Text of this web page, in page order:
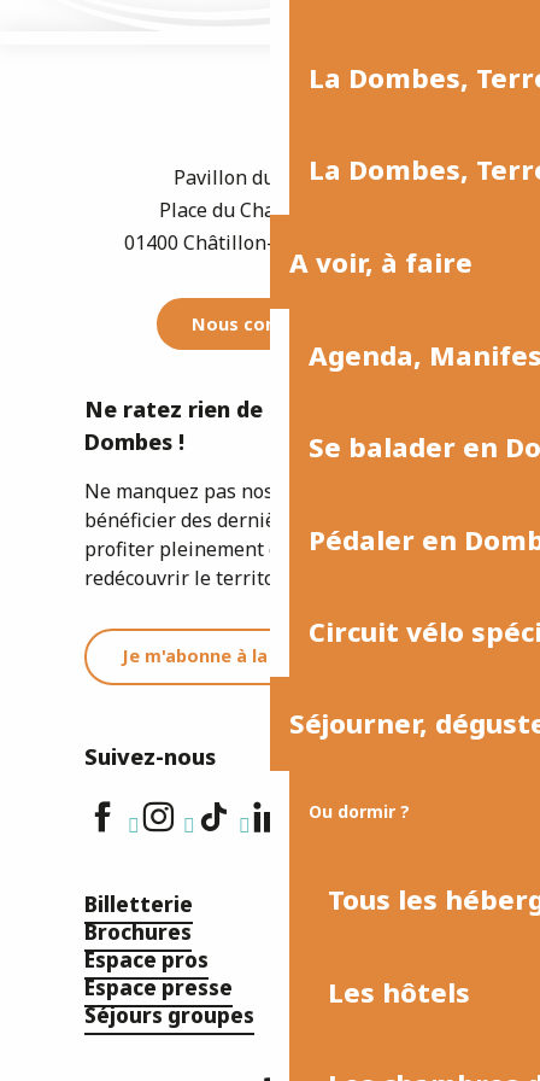
La Dombes,
La Dombes,
A voir, à faire
Agenda,
Se balader en
Pédaler en
Circuit vélo
Séjourner,
Ou dormir ?
Tous les
Les hôtels
Pavillon du Tourisme
Place du Champ de Foire
01400 Châtillon-sur-Chalaronne
Nous contacter
Ne ratez rien de l'actualité de la
Dombes !
Ne manquez pas nos newsletters pour
bénéficier des dernières informations et
profiter pleinement de votre séjour ou
redécouvrir le territoire.
Je m'abonne à la newsletter
Suivez-nous
Billetterie
Brochures
Espace pros
Espace presse
Séjours groupes